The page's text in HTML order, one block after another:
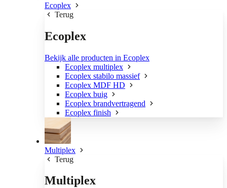
Ecoplex
Terug
Ecoplex
Bekijk alle producten in Ecoplex
Ecoplex multiplex
Ecoplex stabilo massief
Ecoplex MDF HD
Ecoplex buig
Ecoplex brandvertragend
Ecoplex finish
Multiplex
Terug
Multiplex